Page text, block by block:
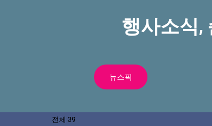
행사소식,
뉴스픽
전체 39